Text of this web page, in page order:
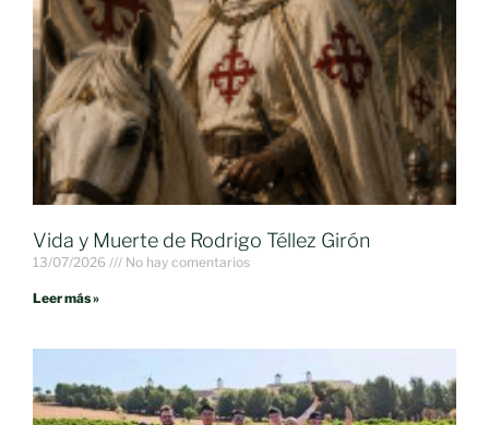
Vida y Muerte de Rodrigo Téllez Girón
13/07/2026 No hay comentarios
Leer más »